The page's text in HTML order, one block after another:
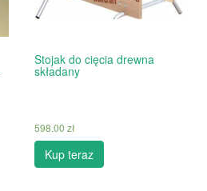
Stojak do cięcia drewna
składany
598.00 zł
Kup teraz